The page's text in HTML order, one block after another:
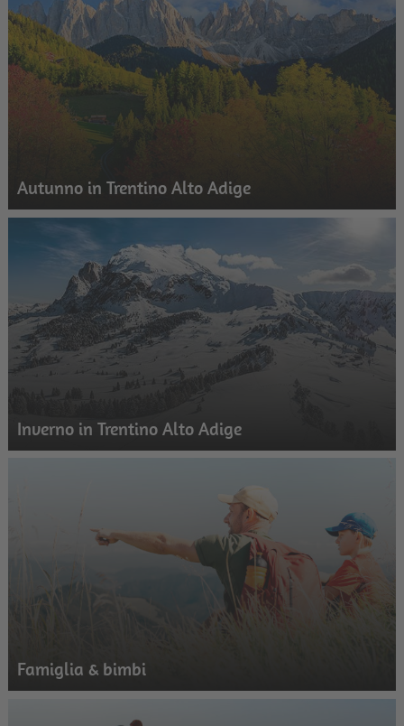
Autunno in Trentino Alto Adige
Inverno in Trentino Alto Adige
Famiglia & bimbi